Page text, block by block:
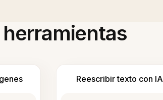
Reescribir texto con IA